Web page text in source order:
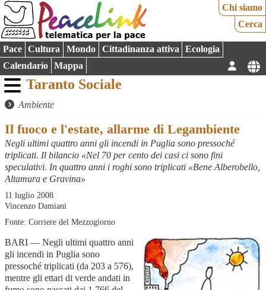
Chi siamo
Cerca
Pace Cultura Mondo Cittadinanza attiva
Ecologia
Calendario
Mappa
Taranto Sociale
Ambiente
Il fuoco e l'estate, allarme di Legambiente
Negli ultimi quattro anni gli incendi in Puglia sono pressoché
triplicati. Il bilancio «Nel 70 per cento dei casi ci sono fini
speculativi. In quattro anni i roghi sono triplicati «Bene Alberobello,
Altamura e Gravina»
11 luglio 2008
Vincenzo Damiani
Fonte: Corriere del Mezzogiorno
BARI — Negli ultimi quattro anni
gli incendi in Puglia sono
pressoché triplicati (da 203 a 576),
mentre gli ettari di verde andati in